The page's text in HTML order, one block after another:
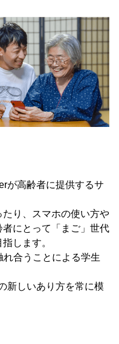
が高齢者に提供するサ
り、スマホの使い方や
にとって「まご」世代
します。
合うことによる学生
新しいあり方を常に模